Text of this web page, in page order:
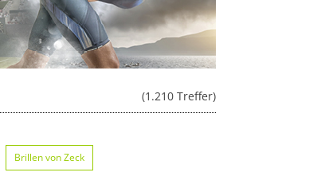
(1.210 Treffer)
Brillen von Zeck